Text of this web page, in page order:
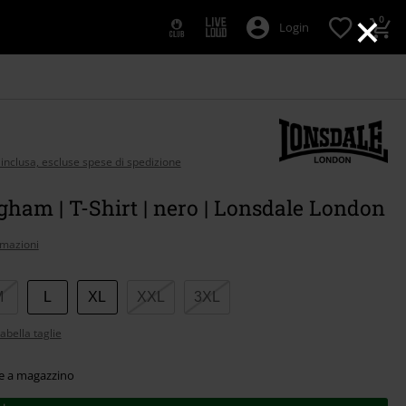
×
Login 0
escluse spese di spedizione
| T-Shirt | nero | Lonsdale London
XL XXL 3XL
taglie
a magazzino